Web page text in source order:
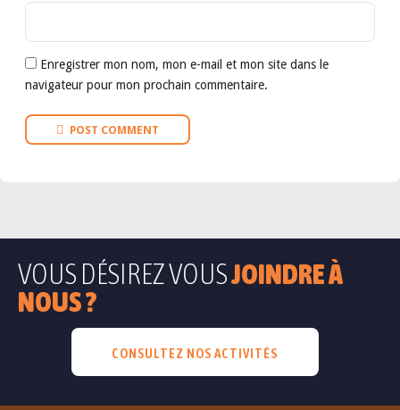
Enregistrer mon nom, mon e-mail et mon site dans le
navigateur pour mon prochain commentaire.
POST COMMENT
VOUS DÉSIREZ VOUSJOINDRE À
NOUS ?
CONSULTEZ NOS ACTIVITÉS